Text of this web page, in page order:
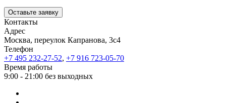
Оставьте заявку
Контакты
Адрес
Москва, переулок Капранова, 3с4
Телефон
+7 495 232-27-52, +7 916 723-05-70
Время работы
9:00 - 21:00 без выходных